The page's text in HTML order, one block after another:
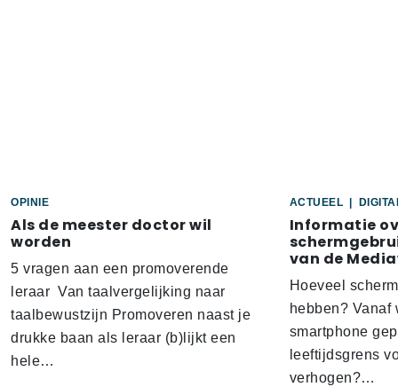
OPINIE
Als de meester doctor wil
worden
5 vragen aan een promoverende
leraar Van taalvergelijking naar
taalbewustzijn Promoveren naast je
drukke baan als leraar (b)lijkt een
hele…
ACTUEEL
Informatie
van de
Hoeveel
hebben?
smartphone
leeftijdsgrens
verhogen?…